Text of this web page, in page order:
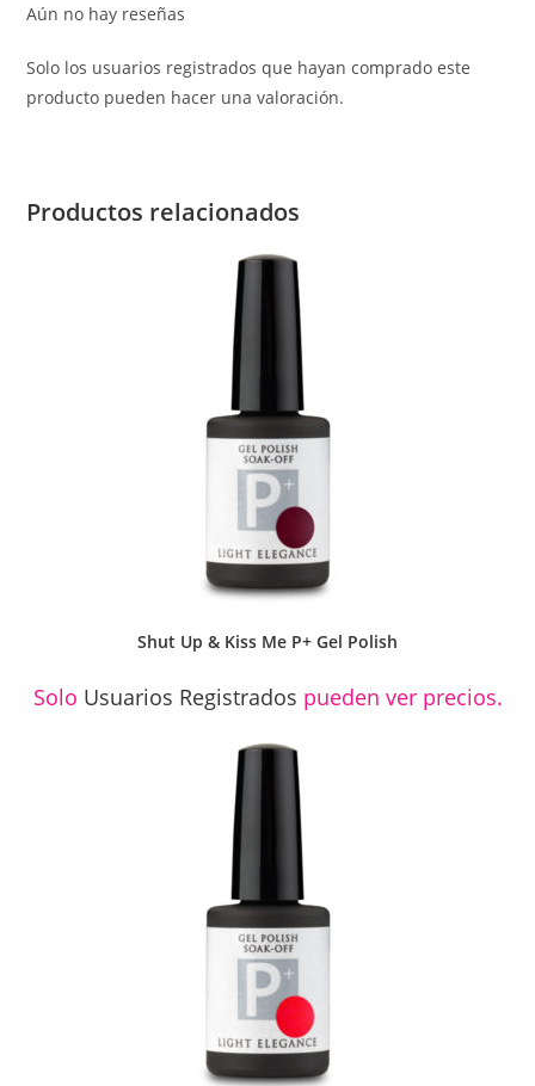
Aún no hay reseñas
Solo los usuarios registrados que hayan comprado este
producto pueden hacer una valoración.
Productos relacionados
Shut Up & Kiss Me P+ Gel Polish
Solo Usuarios Registrados pueden ver precios.